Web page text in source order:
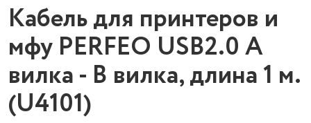
Кабель для принтеров и
мфу PERFEO USB2.0 A
вилка - В вилка, длина 1 м.
(U4101)